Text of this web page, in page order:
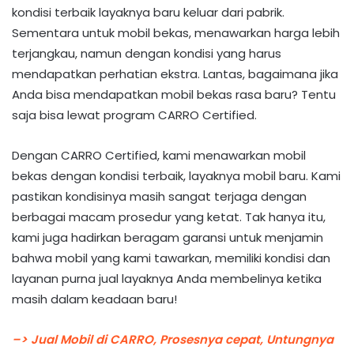
kondisi terbaik layaknya baru keluar dari pabrik.
Sementara untuk mobil bekas, menawarkan harga lebih
terjangkau, namun dengan kondisi yang harus
mendapatkan perhatian ekstra. Lantas, bagaimana jika
Anda bisa mendapatkan mobil bekas rasa baru? Tentu
saja bisa lewat program CARRO Certified.
Dengan CARRO Certified, kami menawarkan mobil
bekas dengan kondisi terbaik, layaknya mobil baru. Kami
pastikan kondisinya masih sangat terjaga dengan
berbagai macam prosedur yang ketat. Tak hanya itu,
kami juga hadirkan beragam garansi untuk menjamin
bahwa mobil yang kami tawarkan, memiliki kondisi dan
layanan purna jual layaknya Anda membelinya ketika
masih dalam keadaan baru!
–> Jual Mobil di CARRO, Prosesnya cepat, Untungnya